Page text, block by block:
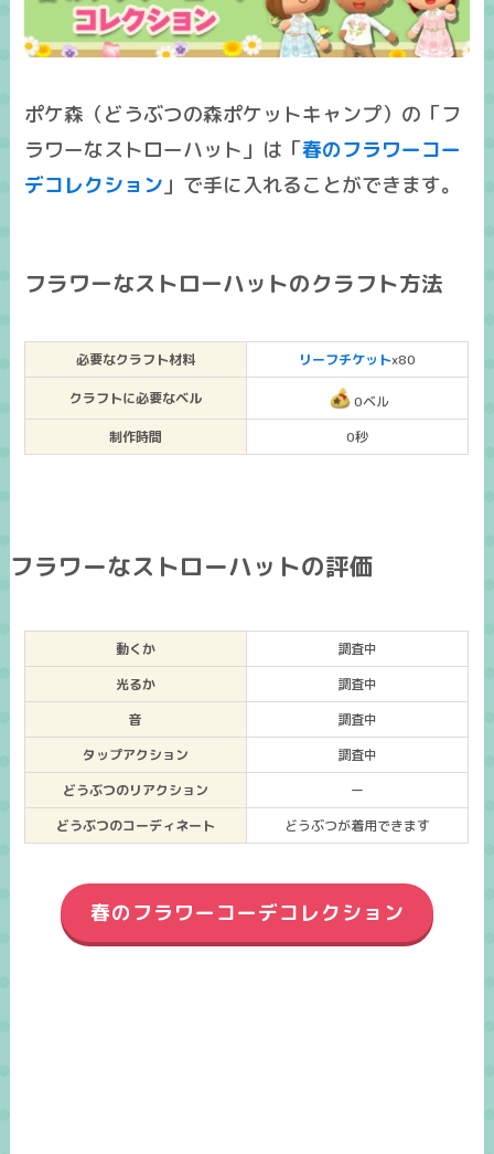
ポケ森（どうぶつの森ポケットキャンプ）の「フ
ラワーなストローハット」は「春のフラワーコー
デコレクション 」で手に入れることができます。
フラワーなストローハットのクラフト方法
必要なクラフト材料 リーフチケットx80
クラフトに必要なベル
0ベル
制作時間
0秒
フラワーなストローハットの評価
動くか
調査中
光るか
調査中
音
調査中
タップアクション
調査中
どうぶつのリアクション
ー
どうぶつのコーディネート
どうぶつが着用できます
春のフラワーコーデコレクション